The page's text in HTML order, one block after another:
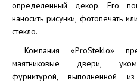
определенный декор. Его
наносить рисунки, фотопечать
стекло.
Компания «ProSteklo»
маятниковые двери,
фурнитурой, выполненной